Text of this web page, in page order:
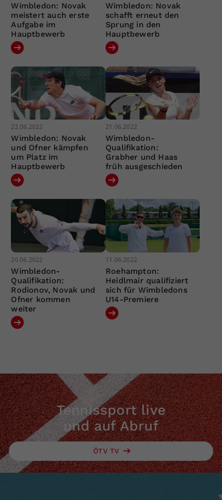
Wimbledon: Novak
meistert auch erste
Aufgabe im
Hauptbewerb
Wimbledon: Novak
schafft erneut den
Sprung in den
Hauptbewerb
22.06.2022
Wimbledon: Novak
und Ofner kämpfen
um Platz im
Hauptbewerb
21.06.2022
Wimbledon-
Qualifikation:
Grabher und Haas
früh ausgeschieden
20.06.2022
Wimbledon-
Qualifikation:
Rodionov, Novak und
Ofner kommen
weiter
11.06.2022
Roehampton:
Heidlmair qualifiziert
sich für Wimbledons
U14-Premiere
Tennissport live
und auf Abruf
ÖTV TV